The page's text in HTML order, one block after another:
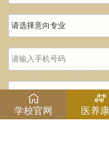
温馨提示：
学校官网 医养